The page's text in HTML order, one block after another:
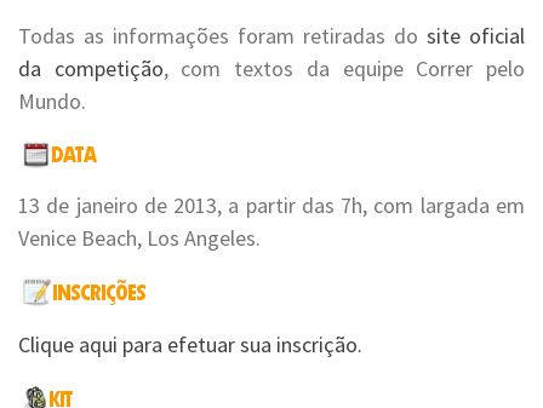
Todas as informações foram retiradas do site oficial
da competição, com textos da equipe Correr pelo
Mundo.
13 de janeiro de 2013, a partir das 7h, com largada em
Venice Beach, Los Angeles.
Clique aqui para efetuar sua inscrição.